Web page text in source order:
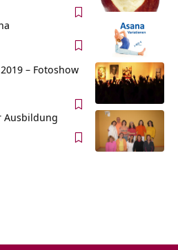
– Fotoshow
Ausbildung